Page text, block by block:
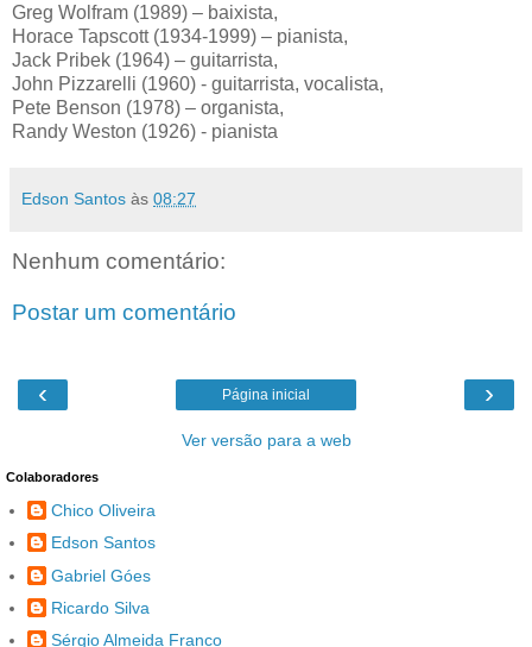
Greg Wolfram (1989) – baixista,
Horace Tapscott (1934-1999) – pianista,
Jack Pribek (1964) – guitarrista,
John Pizzarelli (1960) - guitarrista, vocalista,
Pete Benson (1978) – organista,
Randy Weston (1926) - pianista
Edson Santos às 08:27
Nenhum comentário:
Postar um comentário
‹ ›
Página inicial
Ver versão para a web
Colaboradores
Chico Oliveira
Edson Santos
Gabriel Góes
Ricardo Silva
Sérgio Almeida Franco